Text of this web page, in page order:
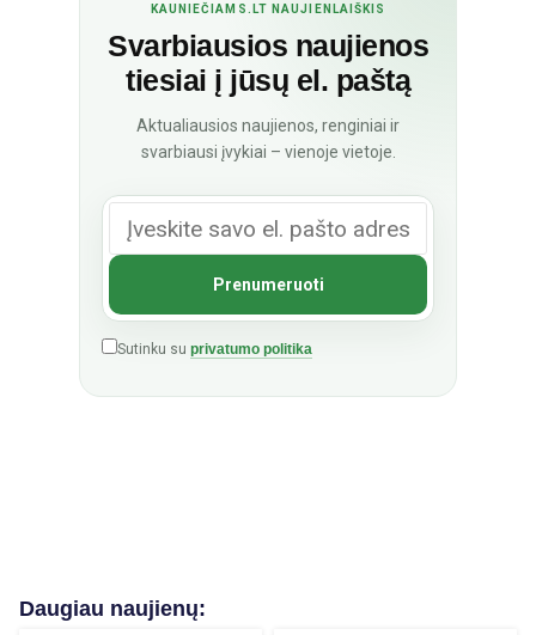
KAUNIEČIAMS.LT NAUJIENLAIŠKIS
Svarbiausios naujienos
tiesiai į jūsų el. paštą
Aktualiausios naujienos, renginiai ir
svarbiausi įvykiai – vienoje vietoje.
Sutinku su privatumo politika
Daugiau naujienų: